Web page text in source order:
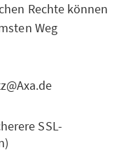
Rechte können
Weg
SSL-